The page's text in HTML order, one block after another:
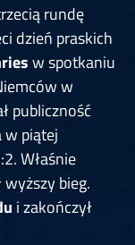
rundę
dzień praskich
w spotkaniu
w
publiczność
piątej
Właśnie
bieg.
i zakończył